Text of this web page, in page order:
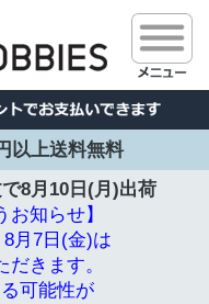
以上送料無料
8月10日(月)出荷
お知らせ】
月7日(金)は
きます。
可能性が